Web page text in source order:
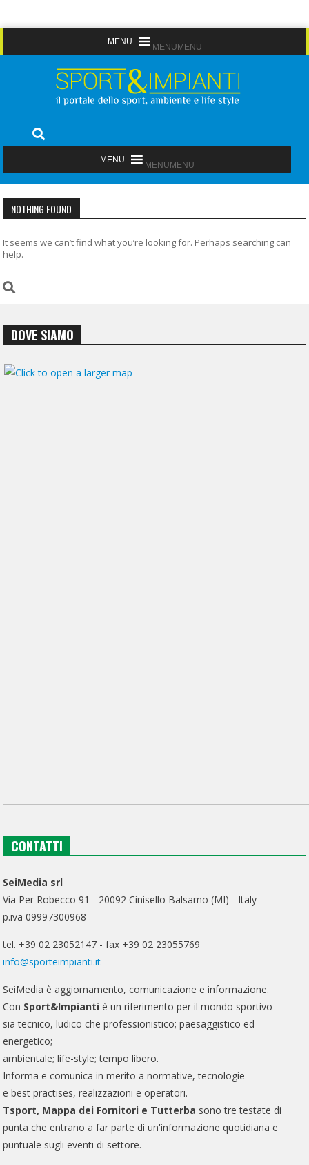
to
MENU MENU
Sport&Impianti
MENU MENU
NOTHING FOUND
It seems we can’t find what you’re looking for. Perhaps searching can
help.
DOVE SIAMO
CONTATTI
SeiMedia srl
Via Per Robecco 91 - 20092 Cinisello Balsamo (MI) - Italy
p.iva 09997300968
tel. +39 02 23052147 - fax +39 02 23055769
info@sporteimpianti.it
SeiMedia è aggiornamento, comunicazione e informazione.
Con Sport&Impianti è un riferimento per il mondo sportivo
sia tecnico, ludico che professionistico; paesaggistico ed
energetico;
ambientale; life-style; tempo libero.
Informa e comunica in merito a normative, tecnologie
e best practises, realizzazioni e operatori.
Tsport, Mappa dei Fornitori e Tutterba sono tre testate di
punta che entrano a far parte di un'informazione quotidiana e
puntuale sugli eventi di settore.